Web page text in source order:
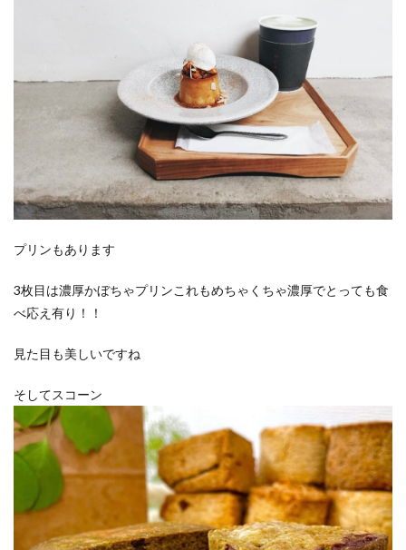
プリンもあります
3枚目は濃厚かぼちゃプリンこれもめちゃくちゃ濃厚でとっても食
べ応え有り！！
見た目も美しいですね
そしてスコーン